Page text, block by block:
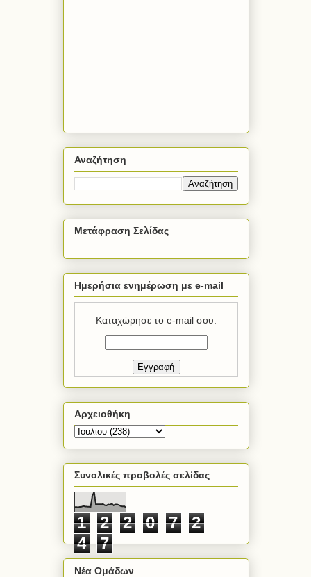
Αναζήτηση
Μετάφραση Σελίδας
Ημερήσια ενημέρωση με e-mail
Καταχώρησε το e-mail σου:
Αρχειοθήκη
Συνολικές προβολές σελίδας
1 2 2 0 7
2
4
7
Νέα Ομάδων